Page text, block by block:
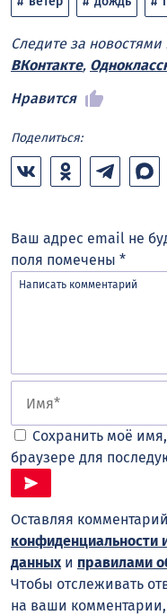
Следите за
ВКонтакте,
Нравится
Поделиться:
Ваш адрес email не
поля помечены *
Сохранить моё
браузере для
Оставляя
конфиденциальности
данныхи правилами
Чтобы отслеживать
на ваши